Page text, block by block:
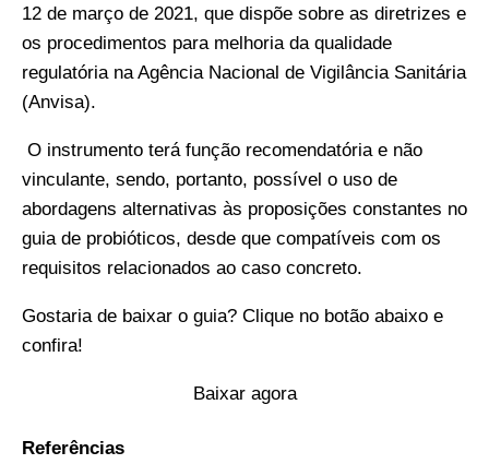
12 de março de 2021, que dispõe sobre as diretrizes e
os procedimentos para melhoria da qualidade
regulatória na Agência Nacional de Vigilância Sanitária
(Anvisa).
O instrumento terá função recomendatória e não
vinculante, sendo, portanto, possível o uso de
abordagens alternativas às proposições constantes no
guia de probióticos, desde que compatíveis com os
requisitos relacionados ao caso concreto.
Gostaria de baixar o guia? Clique no botão abaixo e
confira!
Baixar agora
Referências